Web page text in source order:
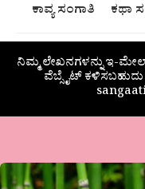
ಕಾವ್ಯ ಸಂಗಾತಿ ಕಥಾ
ನಿಮ್ಮ ಲೇಖನಗಳನ್ನು ಇ-
ವೆಬ್ಸೈಟ್
ಗಜಲ್